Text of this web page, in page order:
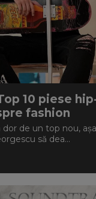
10 piese
fashion
de un top nou,
să dea...